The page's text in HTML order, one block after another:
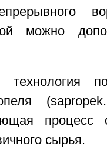
можно
технология
процесс
сырья.